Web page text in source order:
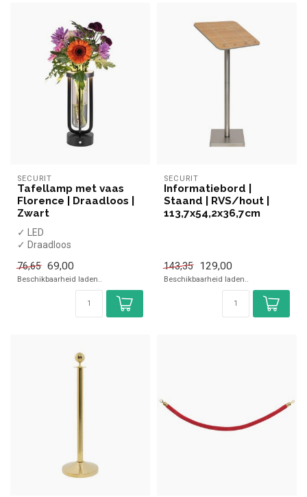
SECURIT
Tafellamp met vaas
Florence | Draadloos |
Zwart
✓ LED
✓ Draadloos
✓ Dimbaar
✓ Tot 15 uur lang licht
76,65 69,00
Beschikbaarheid laden..
SECURIT
Informatiebord |
Staand | RVS/hout |
113,7x54,2x36,7cm
143,35 129,00
Beschikbaarheid laden..